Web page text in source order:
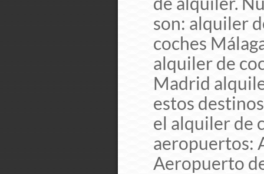
son: alquiler
coches
alquiler de
Madrid
estos
el alquiler de
aeropuertos:
Aeropuerto